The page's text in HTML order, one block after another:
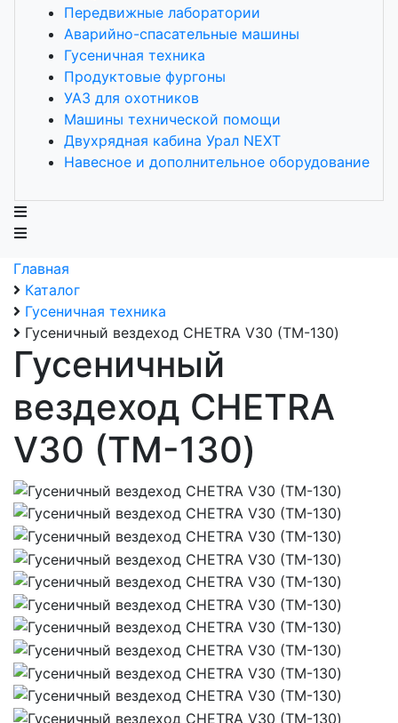
Передвижные лаборатории
Аварийно-спасательные машины
Гусеничная техника
Продуктовые фургоны
УАЗ для охотников
Машины технической помощи
Двухрядная кабина Урал NEXT
Навесное и дополнительное оборудование
Главная
Каталог
Гусеничная техника
Гусеничный вездеход CHETRA V30 (ТМ-130)
Гусеничный
вездеход CHETRA
V30 (ТМ-130)